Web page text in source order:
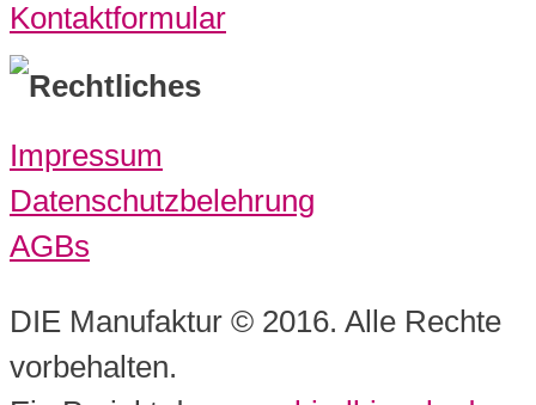
Kontaktformular
Rechtliches
Impressum
Datenschutzbelehrung
AGBs
DIE Manufaktur © 2016. Alle Rechte
vorbehalten.